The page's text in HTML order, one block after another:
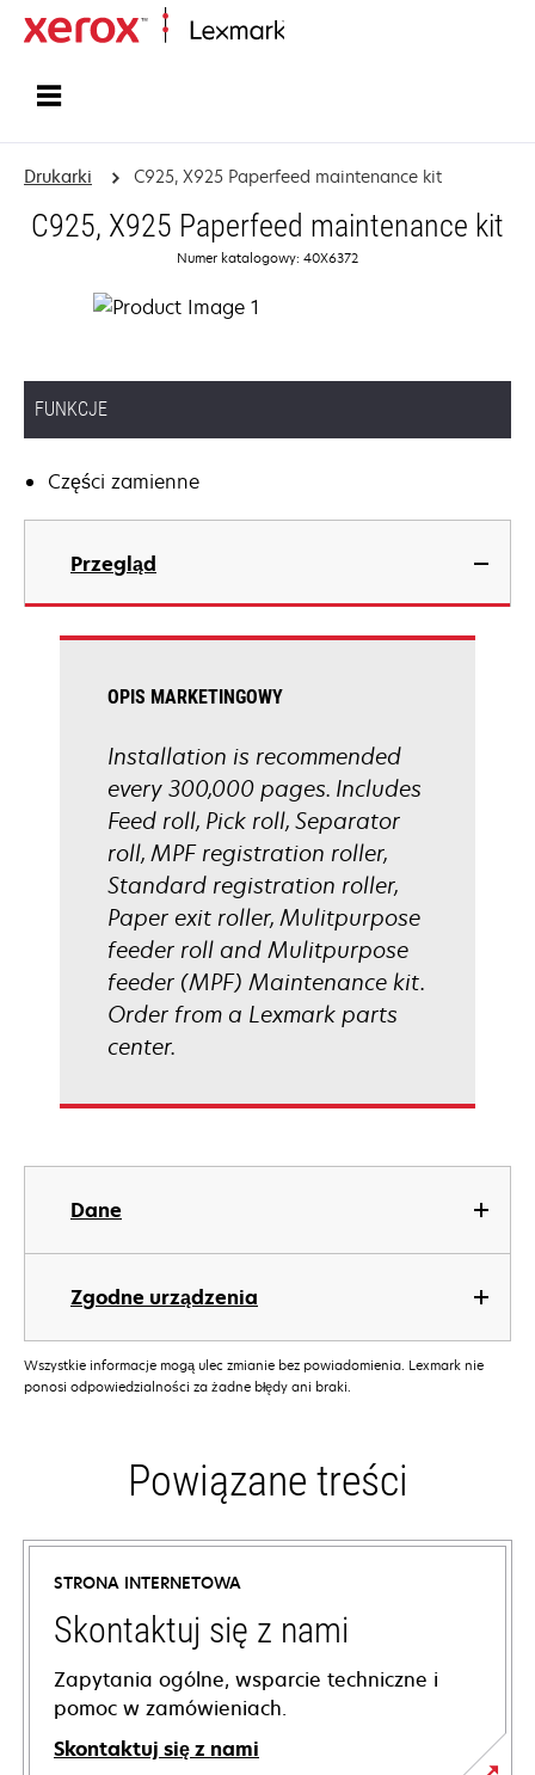
Drukarki C925, X925 Paperfeed maintenance kit
C925, X925 Paperfeed maintenance kit
Numer katalogowy: 40X6372
FUNKCJE
Części zamienne
Przegląd
Dane
Zgodne urządzenia
OPIS MARKETINGOWY
Installation is recommended
every 300,000 pages. Includes
Feed roll, Pick roll, Separator
roll, MPF registration roller,
Standard registration roller,
Paper exit roller, Mulitpurpose
feeder roll and Mulitpurpose
feeder (MPF) Maintenance kit.
Order from a Lexmark parts
center.
Wszystkie informacje mogą ulec zmianie bez powiadomienia. Lexmark nie
ponosi odpowiedzialności za żadne błędy ani braki.
Powiązane treści
STRONA INTERNETOWA
Skontaktuj się z nami
Zapytania ogólne, wsparcie techniczne i
pomoc w zamówieniach.
Skontaktuj się z nami